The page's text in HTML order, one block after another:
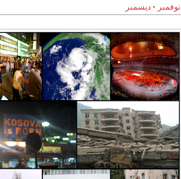
نوفمبر ديسمبر